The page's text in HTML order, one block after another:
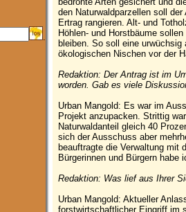
.
den Naturwaldparzellen soll
Ertrag rangieren. Alt- und
Höhlen- und Horstbäume
bleiben. So soll eine
ökologischen Nischen vor der
Redaktion: Der Antrag ist im
worden. Gab es viele
Urban Mangold: Es war im
Projekt anzupacken. Strittig
Naturwaldanteil gleich 40
sich der Ausschuss aber
beauftragte die Verwaltung mit
Bürgerinnen und Bürgern habe
Redaktion: Was lief aus Ihrer
Urban Mangold: Aktueller
forstwirtschaftlicher Eingriff im